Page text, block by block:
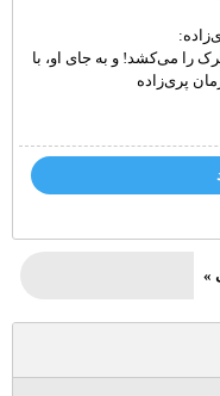
را می‌کشد! و به جای او، با
پری‌زاده
»